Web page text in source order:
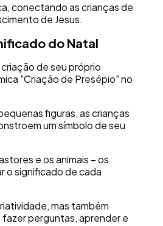
conectando as crianças de
de Jesus.
do Natal
criação de seu próprio
"Criação de Presépio" no
figuras, as crianças
um símbolo de seu
e os animais – os
o significado de cada
mas também
perguntas, aprender e